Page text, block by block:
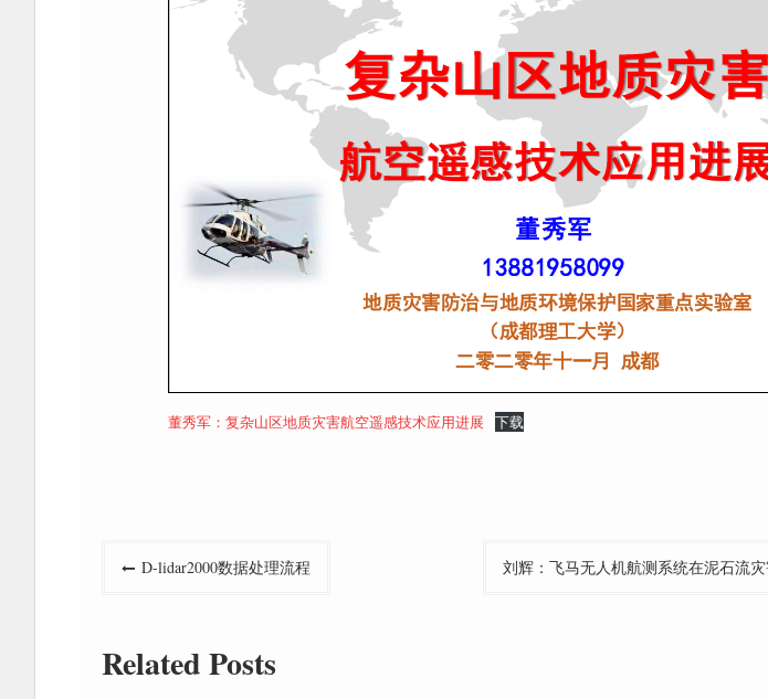
董秀军：复杂山区地质灾害航空遥感技术应用进展 下载
文
航
D-lidar2000数据处理流程 刘辉：飞马无人机航测系统在泥石流
Related Posts